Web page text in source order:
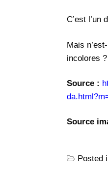
C’est
Mais
incolores ?
Source :
Source
Posted